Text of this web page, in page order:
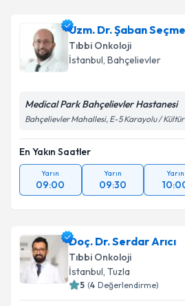
takvim hazırlandığında e-posta
E-posta Adresiniz
Kişisel verilerimin
Metni'ni okudum ve kişisel
kapsamda işlenmesini kabul
Takvim
Uzm. Dr. Şaban
Tıbbi Onkoloji
İstanbul, Bahçelievler
Medical Park Bahçelievler Hastanesi
Bahçelievler Mahallesi, E-5 Karayolu / Kültür
En Yakın Saatler
Yarın
09:00
Yarın
09:30
Yarın
Doç. Dr. Serdar Arıcı
Tıbbi Onkoloji
İstanbul, Tuzla
5 (4 Değerlendirme)